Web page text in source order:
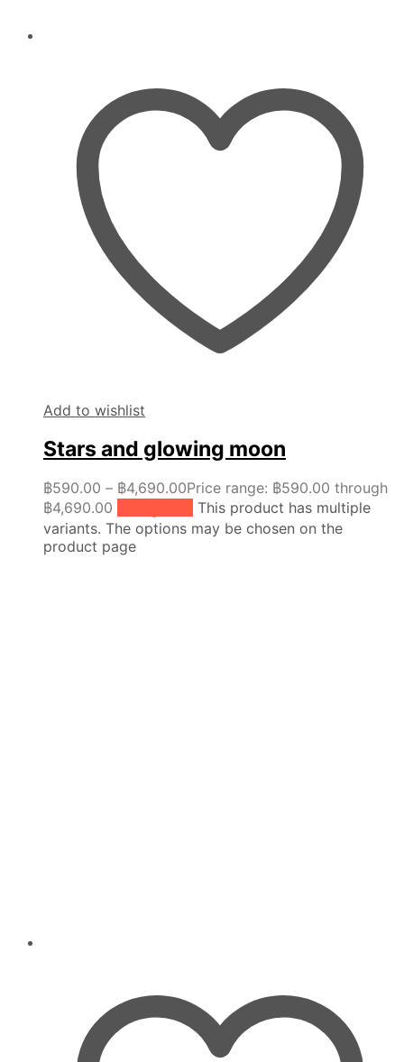
Add to wishlist
Stars and glowing moon
฿590.00 – ฿4,690.00Price range: ฿590.00 through
฿4,690.00
This product has multiple
variants. The options may be chosen on the
product page